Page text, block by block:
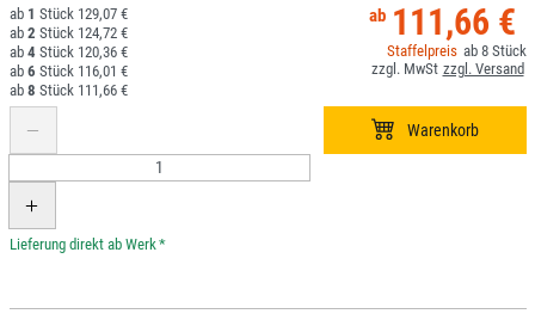
111,66 €
8
1
129,07 €
2
124,72 €
4
120,36 €
6
116,01 €
8
111,66 €
*